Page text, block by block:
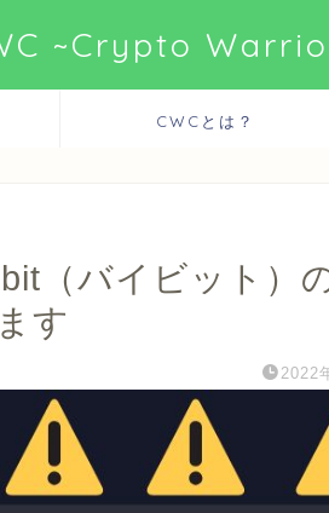
~Crypto
CWCとは？
（バイビット）
す
2022